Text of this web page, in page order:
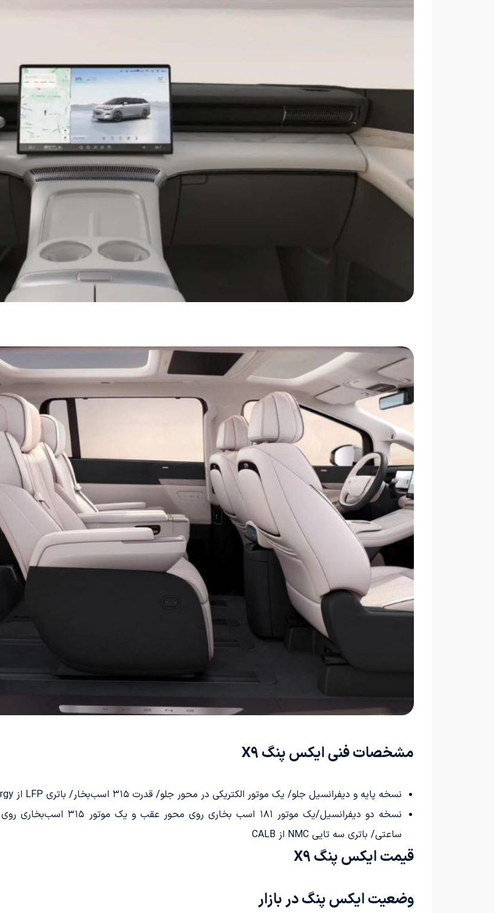
مشخصات فنی ایکس پنگ X9
نسخه پایه و دیفرانسیل جلو/ یک موتور الکتریکی در محور جلو/ قدرت ۳۱۵ اسب‌بخار/ باتری LFP از Eve Energy/ ظرفیت باتری ۸۴.۵ و یا ۱۰۱.۵ کیلووات ساعت
ساعتی/ باتری سه تایی NMC از CALB
قیمت ایکس پنگ X9
وضعیت ایکس پنگ در بازار